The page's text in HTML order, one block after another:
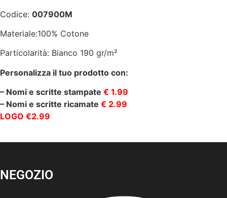
Codice: 007900M
Materiale:100% Cotone
Particolarità: Bianco 190 gr/m²
Personalizza il tuo prodotto con:
– Nomi e scritte stampate € 1.99
– Nomi e scritte ricamate € 2.99
LOGO €2.99
NEGOZIO